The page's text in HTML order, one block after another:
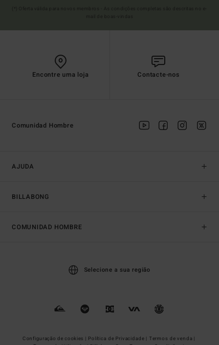
Encontre uma loja Contacte-nos
AJUDA
BILLABONG
Comunidad Hombre
COMUNIDAD HOMBRE
Selecione a sua região
Configuração de cookies | Política de Privacidade | Termos de venda |